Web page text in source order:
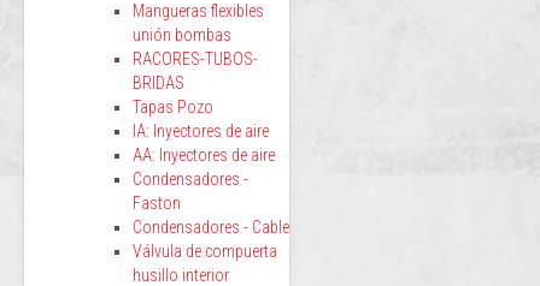
Mangueras flexibles
unión bombas
RACORES-TUBOS-
BRIDAS
Tapas Pozo
IA: Inyectores de aire
AA: Inyectores de aire
Condensadores -
Faston
Condensadores - Cable
Válvula de compuerta
husillo interior